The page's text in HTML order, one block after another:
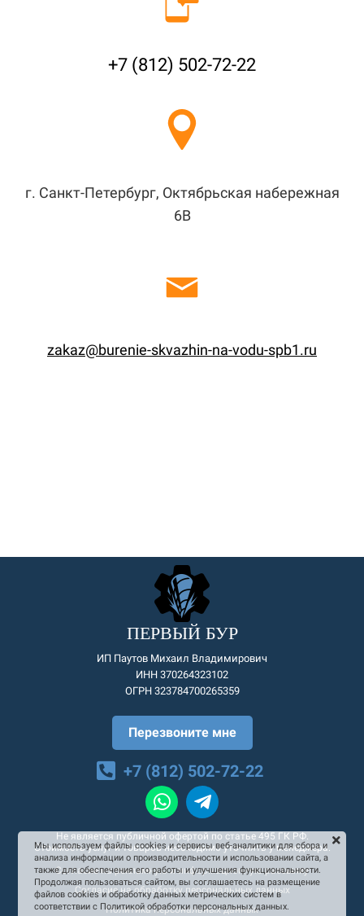
+7 (812) 502-72-22
г. Санкт-Петербург, Октябрьская набережная
6В
zakaz@burenie-skvazhin-na-vodu-spb1.ru
ПЕРВЫЙ БУР
ИП Паутов Михаил Владимирович
ИНН 370264323102
ОГРН 323784700265359
Перезвоните мне
+7 (812) 502-72-22
Не является публичной офертой по статье 495 ГК РФ.
Стоимость услуг и товаров необходимо уточнять у менеджера.
Согласие на рекламную и информационную рассылку
Согласие на обработку персональных данных
Политика персональных данных
Мы используем файлы cookies и сервисы веб-аналитики для сбора и
анализа информации о производительности и использовании сайта, а
также для обеспечения его работы и улучшения функциональности.
Продолжая пользоваться сайтом, вы соглашаетесь на размещение
файлов cookies и обработку данных метрических систем в
соответствии с Политикой обработки персональных данных.